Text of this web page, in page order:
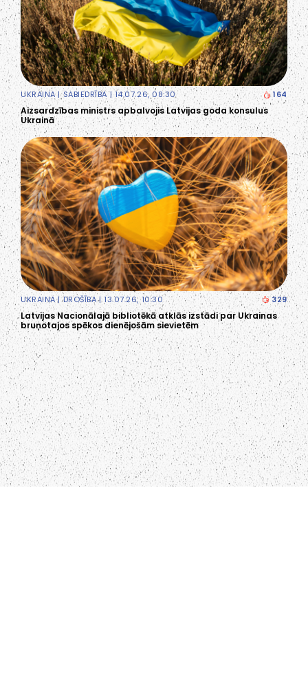
UKRAINA|SABIEDRĪBA| 14.07.26, 08:30 164
Aizsardzības ministrs apbalvojis Latvijas goda konsulus
Ukrainā
UKRAINA|DROŠĪBA| 13.07.26, 10:30 329
Latvijas Nacionālajā bibliotēkā atklās izstādi par Ukrainas
bruņotajos spēkos dienējošām sievietēm